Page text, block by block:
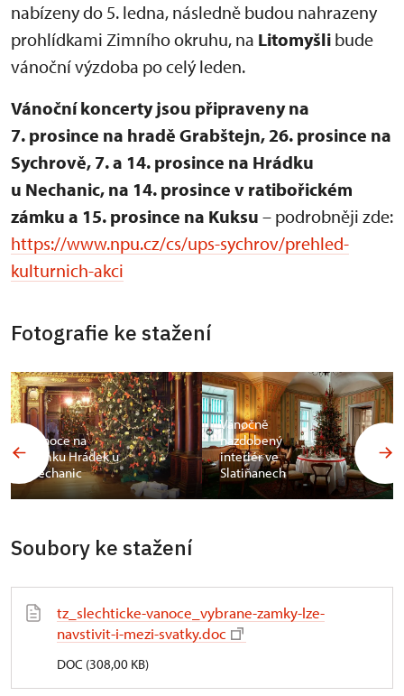
nabízeny do 5. ledna, následně budou nahrazeny
prohlídkami Zimního okruhu, na Litomyšli bude
vánoční výzdoba po celý leden.
Vánoční koncerty jsou připraveny na
7. prosince na hradě Grabštejn, 26. prosince na
Sychrově, 7. a 14. prosince na Hrádku
u Nechanic, na 14. prosince v ratibořickém
zámku a 15. prosince na Kuksu – podrobněji zde:
https://www.npu.cz/cs/ups-sychrov/prehled-
kulturnich-akci
Fotografie ke stažení
Vánoce na
zámku Hrádek u
Nechanic
Vánočně
nazdobený
interiér ve
Slatiňanech
Soubory ke stažení
tz_slechticke-vanoce_vybrane-zamky-lze-
navstivit-i-mezi-svatky.doc
DOC (308,00 KB)